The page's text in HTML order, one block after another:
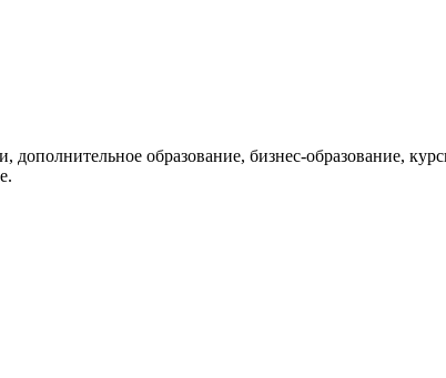
дополнительное образование, бизнес-образование,